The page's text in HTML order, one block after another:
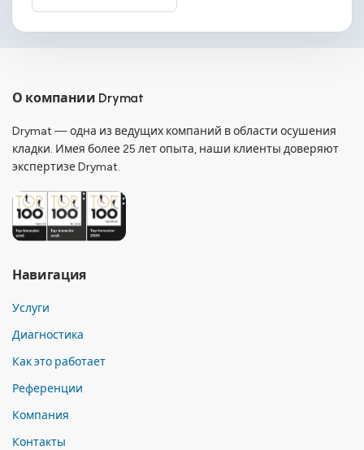
О компании Drymat
Drymat — одна из ведущих компаний в области осушения
кладки. Имея более 25 лет опыта, наши клиенты доверяют
экспертизе Drymat.
Навигация
Услуги
Диагностика
Как это работает
Референции
Компания
Контакты